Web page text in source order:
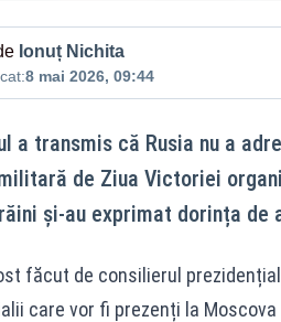
Ionuț Nichita
8 mai 2026, 09:44
a transmis că Rusia nu a
de Ziua Victoriei
și-au exprimat dorința de
făcut de consilierul
care vor fi prezenți la